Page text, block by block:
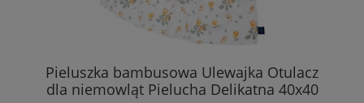
Pieluszka bambusowa Ulewajka Otulacz
dla niemowląt Pielucha Delikatna 40x40